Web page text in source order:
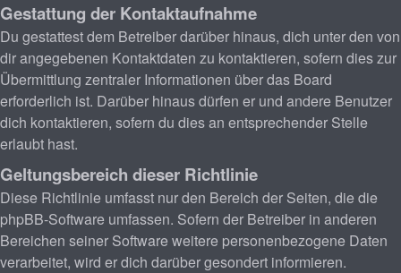
Gestattung der Kontaktaufnahme
Du gestattest dem Betreiber darüber hinaus, dich unter den von
dir angegebenen Kontaktdaten zu kontaktieren, sofern dies zur
Übermittlung zentraler Informationen über das Board
erforderlich ist. Darüber hinaus dürfen er und andere Benutzer
dich kontaktieren, sofern du dies an entsprechender Stelle
erlaubt hast.
Geltungsbereich dieser Richtlinie
Diese Richtlinie umfasst nur den Bereich der Seiten, die die
phpBB-Software umfassen. Sofern der Betreiber in anderen
Bereichen seiner Software weitere personenbezogene Daten
verarbeitet, wird er dich darüber gesondert informieren.